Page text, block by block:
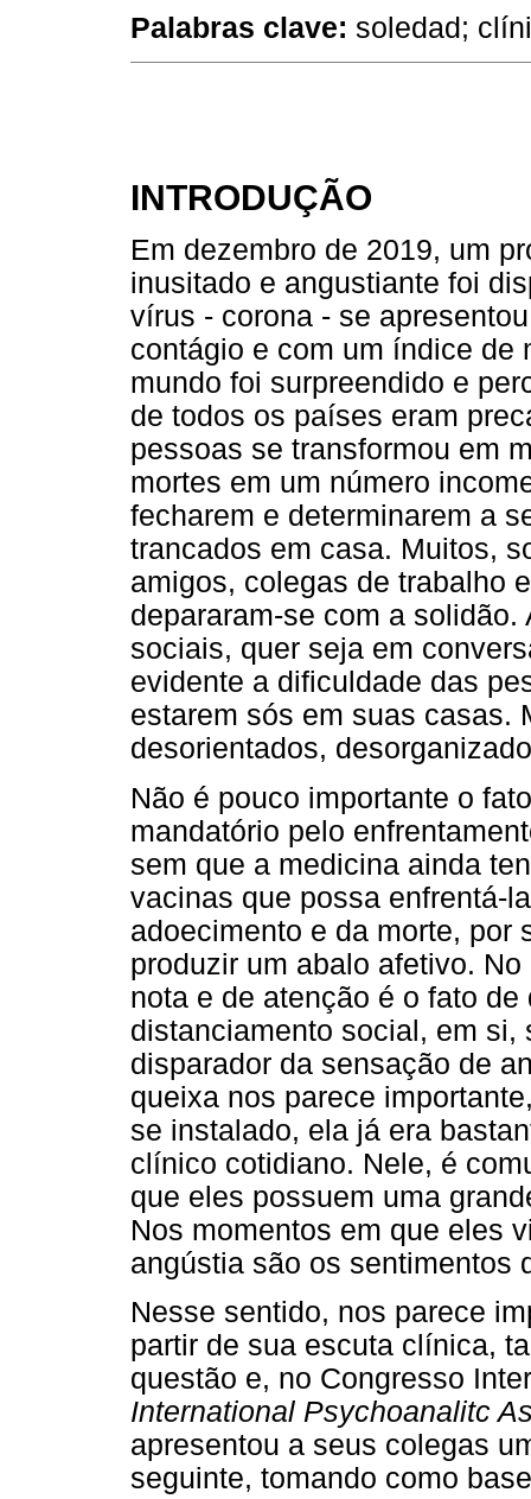
Palabras clave: soledad;
INTRODUÇÃO
Em dezembro de 2019, um
inusitado e angustiante foi
vírus - corona - se
contágio e com um índice de
mundo foi surpreendido e
de todos os países eram
pessoas se transformou em
mortes em um número
fecharem e determinarem a
trancados em casa. Muitos,
amigos, colegas de trabalho
depararam-se com a
sociais, quer seja em
evidente a dificuldade das
estarem sós em suas casas.
desorientados,
Não é pouco importante o
mandatório pelo
sem que a medicina ainda
vacinas que possa enfrentá-
adoecimento e da morte, por
produzir um abalo afetivo.
nota e de atenção é o fato
distanciamento social, em
disparador da sensação de
queixa nos parece
se instalado, ela já era
clínico cotidiano. Nele, é
que eles possuem uma
Nos momentos em que eles
angústia são os sentimentos
Nesse sentido, nos parece
partir de sua escuta clínica,
questão e, no Congresso
International Psychoanalitc
apresentou a seus colegas
seguinte, tomando como